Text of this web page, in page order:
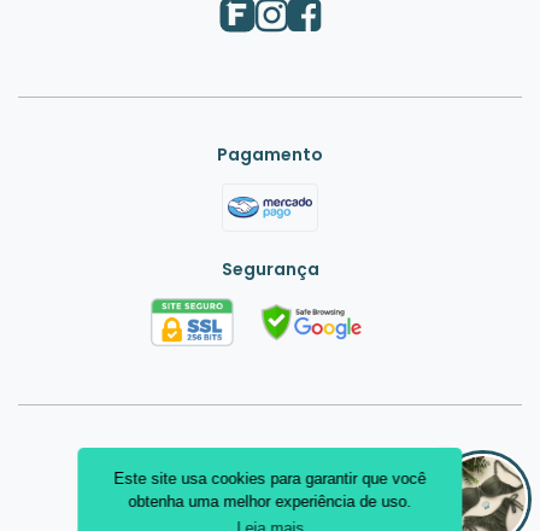
Este site usa cookies para garantir que você
obtenha uma melhor experiência de uso.
Pagamento
Segurança
Jóia Rara Moda Praia
Para de Minas - MG